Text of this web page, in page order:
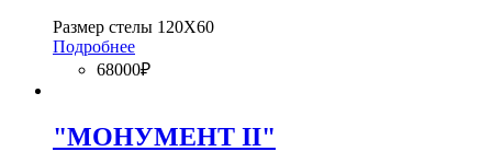
Размер стелы 120Х60
Подробнее
68000₽
"МОНУМЕНТ II"